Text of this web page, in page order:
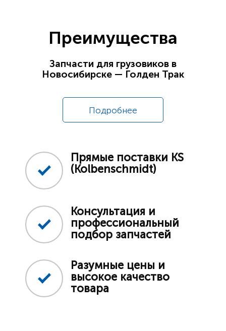
Преимущества
Запчасти для грузовиков в
Новосибирске — Голден Трак
Подробнее
Прямые поставки KS
(Kolbenschmidt)
Консультация и
профессиональный
подбор запчастей
Разумные цены и
высокое качество
товара